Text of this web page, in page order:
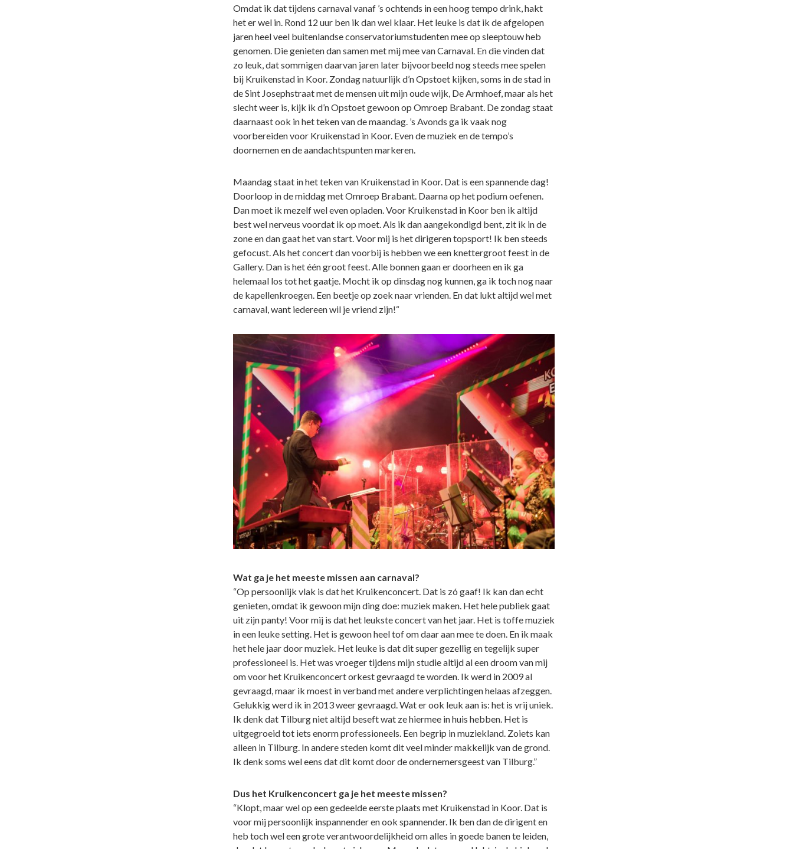
Omdat ik dat tijdens carnaval vanaf ’s ochtends in een hoog tempo drink, hakt
het er wel in. Rond 12 uur ben ik dan wel klaar. Het leuke is dat ik de afgelopen
jaren heel veel buitenlandse conservatoriumstudenten mee op sleeptouw heb
genomen. Die genieten dan samen met mij mee van Carnaval. En die vinden dat
zo leuk, dat sommigen daarvan jaren later bijvoorbeeld nog steeds mee spelen
bij Kruikenstad in Koor. Zondag natuurlijk d’n Opstoet kijken, soms in de stad in
de Sint Josephstraat met de mensen uit mijn oude wijk, De Armhoef, maar als het
slecht weer is, kijk ik d’n Opstoet gewoon op Omroep Brabant. De zondag staat
daarnaast ook in het teken van de maandag. ’s Avonds ga ik vaak nog
voorbereiden voor Kruikenstad in Koor. Even de muziek en de tempo’s
doornemen en de aandachtspunten markeren.
Maandag staat in het teken van Kruikenstad in Koor. Dat is een spannende dag!
Doorloop in de middag met Omroep Brabant. Daarna op het podium oefenen.
Dan moet ik mezelf wel even opladen. Voor Kruikenstad in Koor ben ik altijd
best wel nerveus voordat ik op moet. Als ik dan aangekondigd bent, zit ik in de
zone en dan gaat het van start. Voor mij is het dirigeren topsport! Ik ben steeds
gefocust. Als het concert dan voorbij is hebben we een knettergroot feest in de
Gallery. Dan is het één groot feest. Alle bonnen gaan er doorheen en ik ga
helemaal los tot het gaatje. Mocht ik op dinsdag nog kunnen, ga ik toch nog naar
de kapellenkroegen. Een beetje op zoek naar vrienden. En dat lukt altijd wel met
carnaval, want iedereen wil je vriend zijn!“
Wat ga je het meeste missen aan carnaval?
“Op persoonlijk vlak is dat het Kruikenconcert. Dat is zó gaaf! Ik kan dan echt
genieten, omdat ik gewoon mijn ding doe: muziek maken. Het hele publiek gaat
uit zijn panty! Voor mij is dat het leukste concert van het jaar. Het is toffe muziek
in een leuke setting. Het is gewoon heel tof om daar aan mee te doen. En ik maak
het hele jaar door muziek. Het leuke is dat dit super gezellig en tegelijk super
professioneel is. Het was vroeger tijdens mijn studie altijd al een droom van mij
om voor het Kruikenconcert orkest gevraagd te worden. Ik werd in 2009 al
gevraagd, maar ik moest in verband met andere verplichtingen helaas afzeggen.
Gelukkig werd ik in 2013 weer gevraagd. Wat er ook leuk aan is: het is vrij uniek.
Ik denk dat Tilburg niet altijd beseft wat ze hiermee in huis hebben. Het is
uitgegroeid tot iets enorm professioneels. Een begrip in muziekland. Zoiets kan
alleen in Tilburg. In andere steden komt dit veel minder makkelijk van de grond.
Ik denk soms wel eens dat dit komt door de ondernemersgeest van Tilburg.”
Dus het Kruikenconcert ga je het meeste missen?
“Klopt, maar wel op een gedeelde eerste plaats met Kruikenstad in Koor. Dat is
voor mij persoonlijk inspannender en ook spannender. Ik ben dan de dirigent en
heb toch wel een grote verantwoordelijkheid om alles in goede banen te leiden,